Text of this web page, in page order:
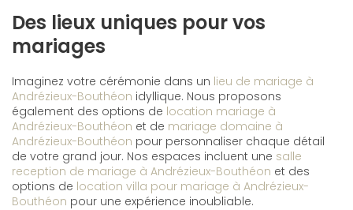
Des lieux uniques pour vos
mariages
Imaginez votre cérémonie dans un lieu de mariage à
Andrézieux-Bouthéon idyllique. Nous proposons
également des options de location mariage à
Andrézieux-Bouthéon et de mariage domaine à
Andrézieux-Bouthéon pour personnaliser chaque détail
de votre grand jour. Nos espaces incluent une salle
reception de mariage à Andrézieux-Bouthéon et des
options de location villa pour mariage à Andrézieux-
Bouthéon pour une expérience inoubliable.